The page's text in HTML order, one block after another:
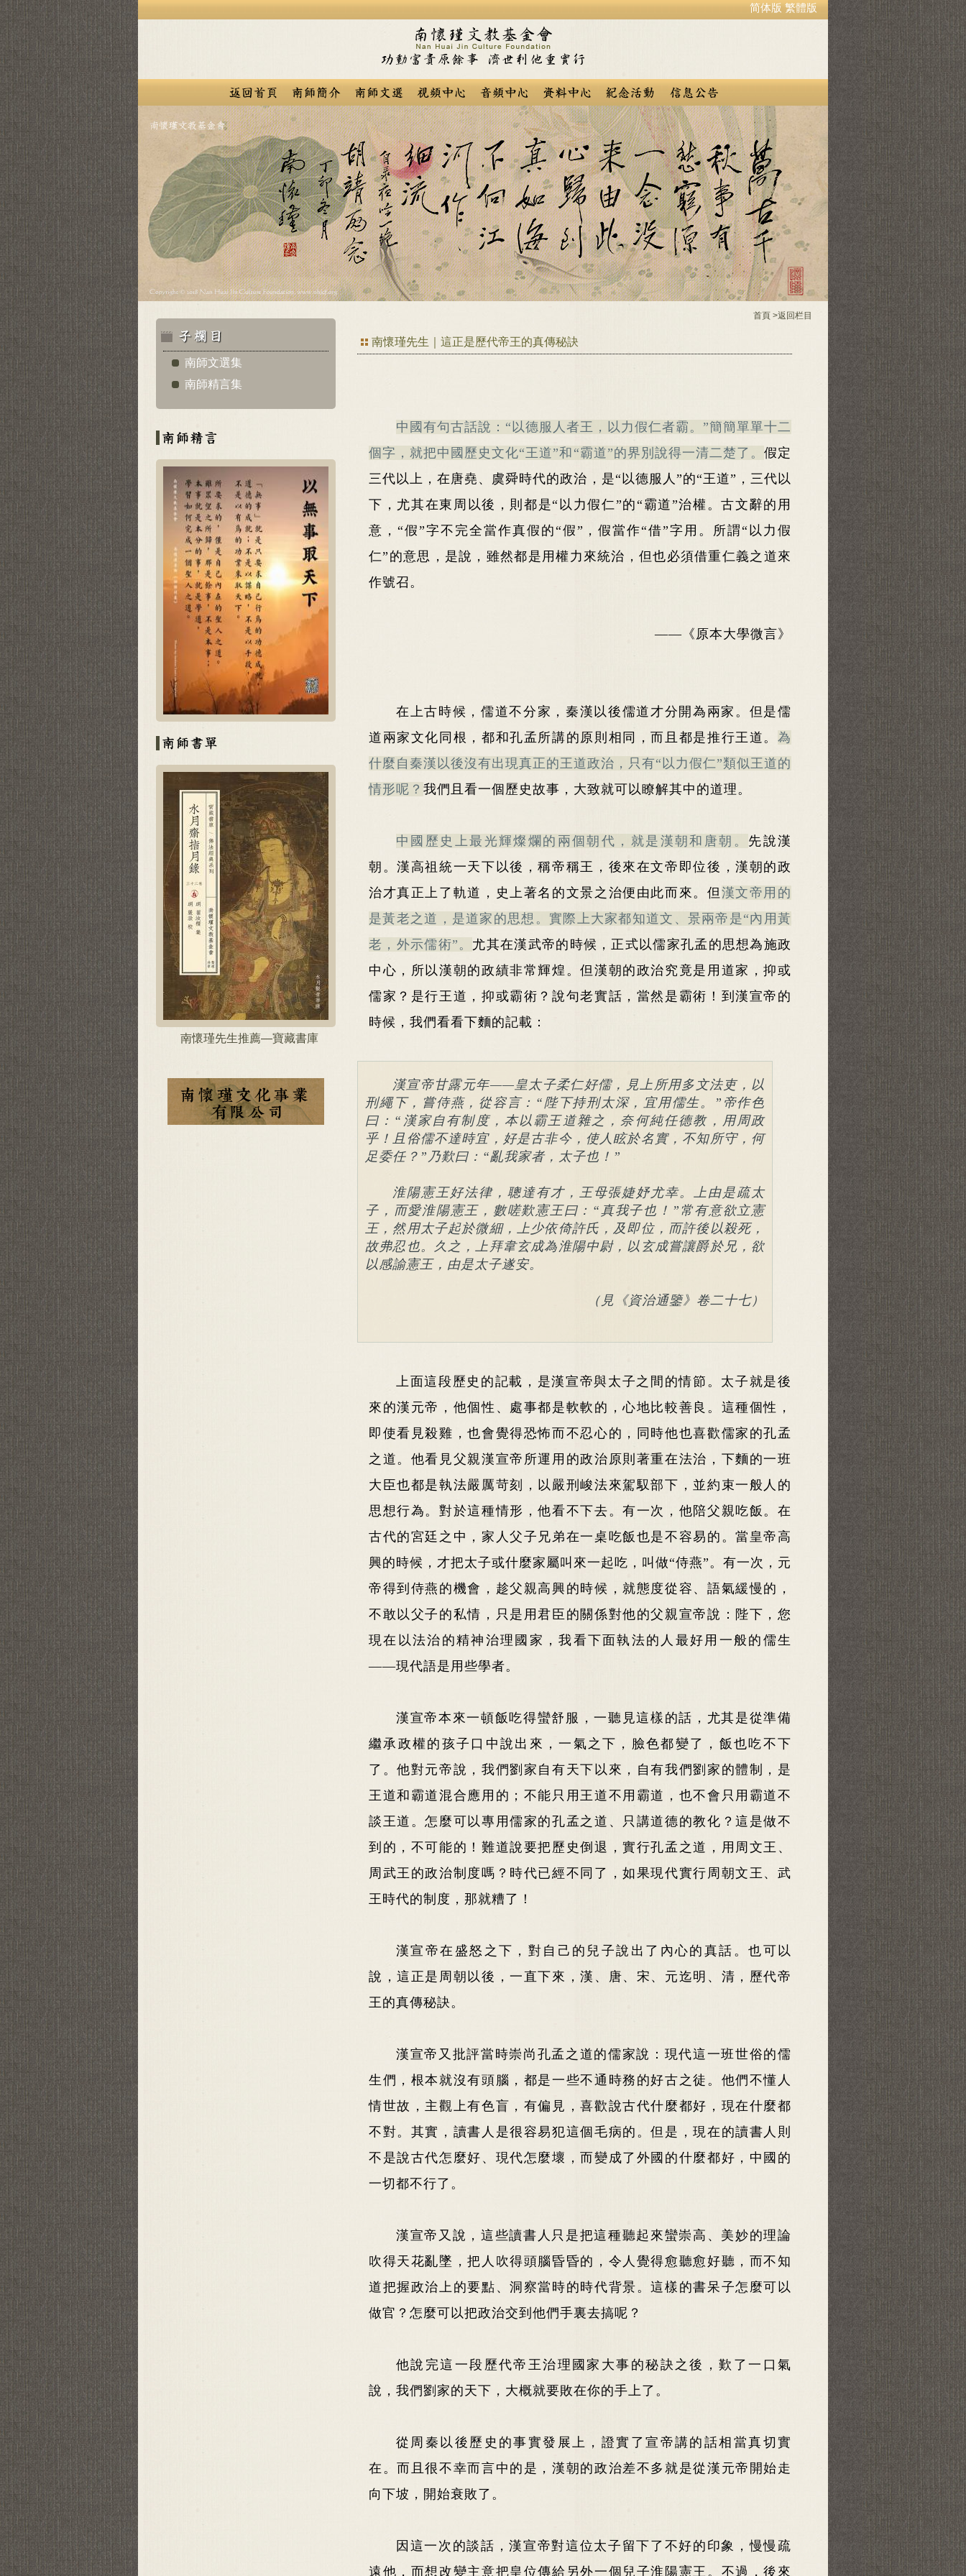
简体版 繁體版
南師文選集
南師精言集
南懷瑾先生推薦—寶藏書庫
首頁 >返回栏目
南懷瑾先生｜這正是歷代帝王的真傳秘訣
中國有句古話說：“以德服人者王，以力假仁者霸。”簡簡單單十二
個字，就把中國歷史文化“王道”和“霸道”的界別說得一清二楚了。 假定
三代以上，在唐堯、虞舜時代的政治，是“以德服人”的“王道”，三代以
下，尤其在東周以後，則都是“以力假仁”的“霸道”治權。古文辭的用
意，“假”字不完全當作真假的“假”，假當作“借”字用。所謂“以力假
仁”的意思，是說，雖然都是用權力來統治，但也必須借重仁義之道來
作號召。
——《原本大學微言》
在上古時候，儒道不分家，秦漢以後儒道才分開為兩家。但是儒
道兩家文化同根，都和孔孟所講的原則相同，而且都是推行王道。 為
什麼自秦漢以後沒有出現真正的王道政治，只有“以力假仁”類似王道的
情形呢？ 我們且看一個歷史故事，大致就可以瞭解其中的道理。
中國歷史上最光輝燦爛的兩個朝代，就是漢朝和唐朝。 先說漢
朝。漢高祖統一天下以後，稱帝稱王，後來在文帝即位後，漢朝的政
治才真正上了軌道，史上著名的文景之治便由此而來。但 漢文帝用的
是黃老之道，是道家的思想。實際上大家都知道文、景兩帝是“內用黃
老，外示儒術”。 尤其在漢武帝的時候，正式以儒家孔孟的思想為施政
中心，所以漢朝的政績非常輝煌。但漢朝的政治究竟是用道家，抑或
儒家？是行王道，抑或霸術？說句老實話，當然是霸術！到漢宣帝的
時候，我們看看下麵的記載：
漢宣帝甘露元年——皇太子柔仁好儒，見上所用多文法吏，以
刑繩下，嘗侍燕，從容言：“陛下持刑太深，宜用儒生。”帝作色
曰：“漢家自有制度，本以霸王道雜之，奈何純任德教，用周政
乎！且俗儒不達時宜，好是古非今，使人眩於名實，不知所守，何
足委任？”乃歎曰：“亂我家者，太子也！”
淮陽憲王好法律，聰達有才，王母張婕妤尤幸。上由是疏太
子，而愛淮陽憲王，數嗟歎憲王曰：“真我子也！”常有意欲立憲
王，然用太子起於微細，上少依倚許氏，及即位，而許後以殺死，
故弗忍也。久之，上拜韋玄成為淮陽中尉，以玄成嘗讓爵於兄，欲
以感諭憲王，由是太子遂安。
（見《資治通鑒》卷二十七）
上面這段歷史的記載，是漢宣帝與太子之間的情節。太子就是後
來的漢元帝，他個性、處事都是軟軟的，心地比較善良。這種個性，
即使看見殺雞，也會覺得恐怖而不忍心的，同時他也喜歡儒家的孔孟
之道。他看見父親漢宣帝所運用的政治原則著重在法治，下麵的一班
大臣也都是執法嚴厲苛刻，以嚴刑峻法來駕馭部下，並約束一般人的
思想行為。對於這種情形，他看不下去。有一次，他陪父親吃飯。在
古代的宮廷之中，家人父子兄弟在一桌吃飯也是不容易的。當皇帝高
興的時候，才把太子或什麼家屬叫來一起吃，叫做“侍燕”。有一次，元
帝得到侍燕的機會，趁父親高興的時候，就態度從容、語氣緩慢的，
不敢以父子的私情，只是用君臣的關係對他的父親宣帝說：陛下，您
現在以法治的精神治理國家，我看下面執法的人最好用一般的儒生
——現代語是用些學者。
漢宣帝本來一頓飯吃得蠻舒服，一聽見這樣的話，尤其是從準備
繼承政權的孩子口中說出來，一氣之下，臉色都變了，飯也吃不下
了。他對元帝說，我們劉家自有天下以來，自有我們劉家的體制，是
王道和霸道混合應用的；不能只用王道不用霸道，也不會只用霸道不
談王道。怎麼可以專用儒家的孔孟之道、只講道德的教化？這是做不
到的，不可能的！難道說要把歷史倒退，實行孔孟之道，用周文王、
周武王的政治制度嗎？時代已經不同了，如果現代實行周朝文王、武
王時代的制度，那就糟了！
漢宣帝在盛怒之下，對自己的兒子說出了內心的真話。也可以
說，這正是周朝以後，一直下來，漢、唐、宋、元迄明、清，歷代帝
王的真傳秘訣。
漢宣帝又批評當時崇尚孔孟之道的儒家說：現代這一班世俗的儒
生們，根本就沒有頭腦，都是一些不通時務的好古之徒。他們不懂人
情世故，主觀上有色盲，有偏見，喜歡說古代什麼都好，現在什麼都
不對。其實，讀書人是很容易犯這個毛病的。但是，現在的讀書人則
不是說古代怎麼好、現代怎麼壞，而變成了外國的什麼都好，中國的
一切都不行了。
漢宣帝又說，這些讀書人只是把這種聽起來蠻崇高、美妙的理論
吹得天花亂墜，把人吹得頭腦昏昏的，令人覺得愈聽愈好聽，而不知
道把握政治上的要點、洞察當時的時代背景。這樣的書呆子怎麼可以
做官？怎麼可以把政治交到他們手裏去搞呢？
他說完這一段歷代帝王治理國家大事的秘訣之後，歎了一口氣
說，我們劉家的天下，大概就要敗在你的手上了。
從周秦以後歷史的事實發展上，證實了宣帝講的話相當真切實
在。而且很不幸而言中的是，漢朝的政治差不多就是從漢元帝開始走
向下坡，開始衰敗了。
因這一次的談話，漢宣帝對這位太子留下了不好的印象，慢慢疏
遠他，而想改變主意把皇位傳給另外一個兒子淮陽憲王。不過，後來